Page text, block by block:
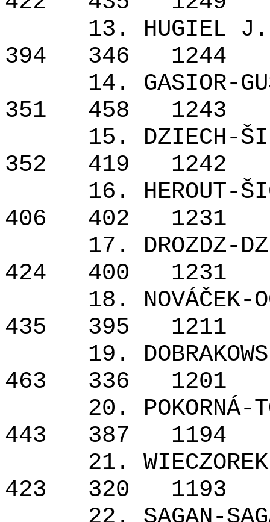
13. HUGIEL
394
346
1244
14. GASIOR-
351
458
1243
15. DZIECH-
352
419
1242
16. HEROUT-
406
402
1231
17. DROZDZ-
424
400
1231
18. NOVÁČEK-
435
395
1211
19.
463
336
1201
20. POKORNÁ-
443
387
1194
21.
423
320
1193